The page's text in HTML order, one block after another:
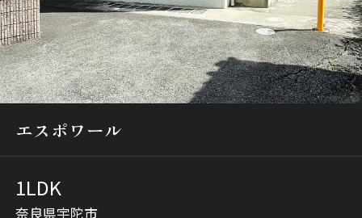
シャーメゾンとは
シャーメゾンセレクショ
エスポワール
1LDK
奈良県宇陀市